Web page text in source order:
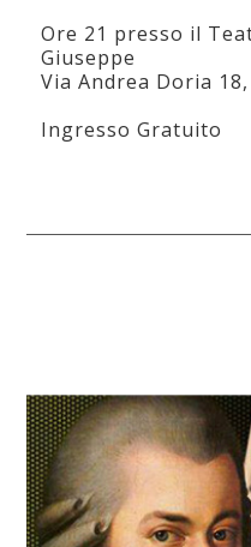
Ore 21 presso il
Giuseppe
Via Andrea Doria
Ingresso Gratuito